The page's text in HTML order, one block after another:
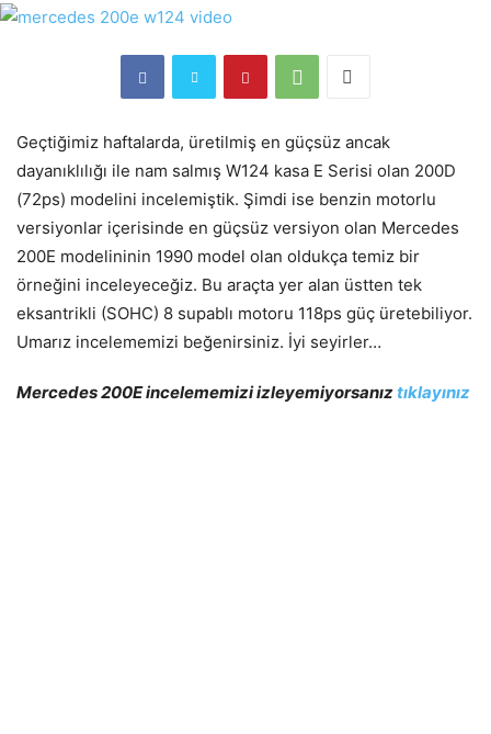
Geçtiğimiz haftalarda, üretilmiş en güçsüz ancak
dayanıklılığı ile nam salmış W124 kasa E Serisi olan 200D
(72ps) modelini incelemiştik. Şimdi ise benzin motorlu
versiyonlar içerisinde en güçsüz versiyon olan Mercedes
200E modelininin 1990 model olan oldukça temiz bir
örneğini inceleyeceğiz. Bu araçta yer alan üstten tek
eksantrikli (SOHC) 8 supablı motoru 118ps güç üretebiliyor.
Umarız incelememizi beğenirsiniz. İyi seyirler…
Mercedes 200E incelememizi izleyemiyorsanız tıklayınız